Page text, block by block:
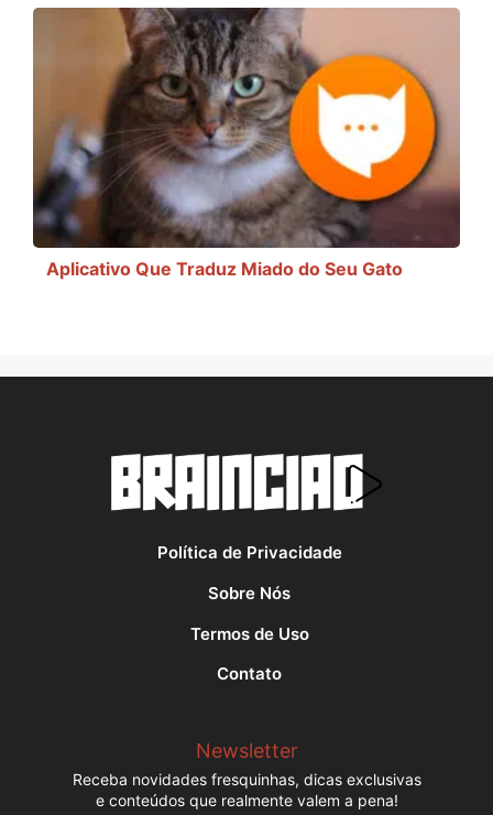
Aplicativo Que Traduz Miado do Seu Gato
Política de Privacidade
Sobre Nós
Termos de Uso
Contato
Newsletter
Receba novidades fresquinhas, dicas exclusivas
e conteúdos que realmente valem a pena!